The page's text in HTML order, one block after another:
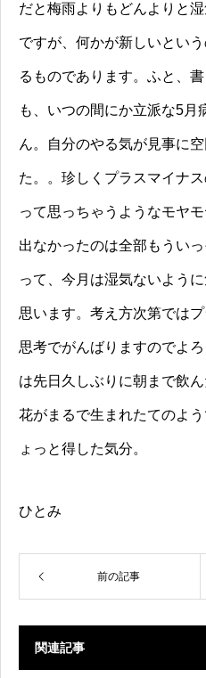
だと梅雨よりもどんよりと
ですが、何かが新しいとい
るものであります。ふと、
も、いつの間にか立派な5月
ん。自分のやる気が見事に
た。。珍しくプラスマイナ
って思っちゃうようなモヤ
出なかったのは全部もうい
って、今月は湿気ないよう
思います。考え方次第では
思考でがんばりますのでよ
は先日久しぶりに朝まで飲
花がまるで生まれたてのよ
ょっと得した気分。
ひとみ
前の記事
関連記事